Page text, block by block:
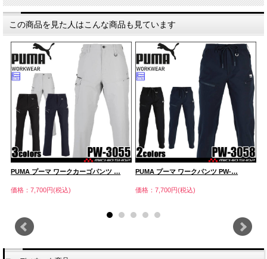
この商品を見た人はこんな商品も見ています
PUMA プーマ ワークカーゴパンツ …
価格：7,700円(税込)
PUMA プーマ ワークパンツ PW-…
価格：7,700円(税込)